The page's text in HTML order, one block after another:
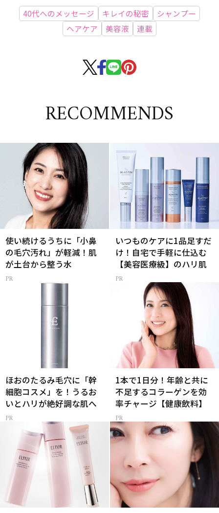
40代へのメッセージ キレイの秘密
シャンプー
ヘアケア
美容液 連載
RECOMMENDS
使い続けるうちに「小鼻
の毛穴汚れ」が軽減！肌
が土台から整う水
いつものケアに1品足すだ
け！自宅で手軽に仕込む
【美容医療級】のハリ肌
ほおのたるみ毛穴に「幹
細胞コスメ」を！うるお
いとハリが絶好調な肌へ
1本で1日分！年齢と共に
不足するコラーゲンを効
率チャージ【健康飲料】